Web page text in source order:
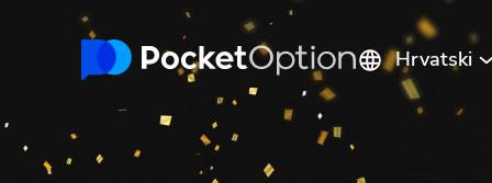
Hrvatski
English Русский
Español